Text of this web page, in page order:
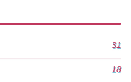
31
18